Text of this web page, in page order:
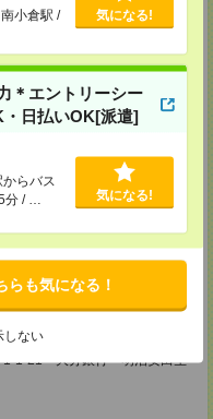
小倉駅 /
気になる!
＊エントリーシー
・日払いOK[派遣]
らバス
分 / …
気になる!
らも気になる！
しない
パシフィックコート博
1-21 大分銀行・明治安田生